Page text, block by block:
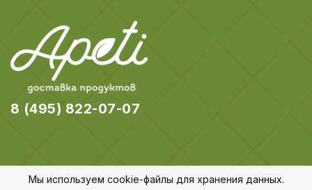
8 (495) 822-07-07
Мы используем cookie-файлы для хранения данных.